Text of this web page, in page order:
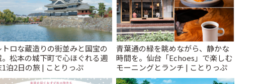
トロな蔵造りの街並みと国宝の
。松本の城下町で心ほぐれる週
1泊2日の旅 | ことりっぷ
青葉通の緑を眺めながら、静かな
時間を。仙台「Echoes」で楽しむ
モーニングとランチ | ことりっぷ